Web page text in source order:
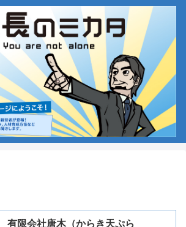
限会社唐木（からき天ぷら